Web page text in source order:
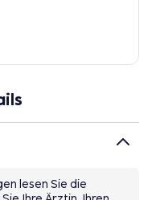
lesen Sie die